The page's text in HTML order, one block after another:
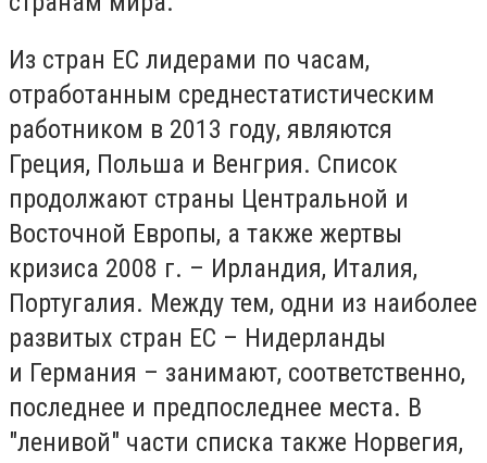
Из стран ЕС лидерами по часам,
отработанным среднестатистическим
работником в 2013 году, являются
Греция, Польша и Венгрия. Список
продолжают страны Центральной и
Восточной Европы, а также жертвы
кризиса 2008 г. – Ирландия, Италия,
Португалия. Между тем, одни из наиболее
развитых стран ЕС – Нидерланды
и Германия – занимают, соответственно,
последнее и предпоследнее места. В
"ленивой" части списка также Норвегия,